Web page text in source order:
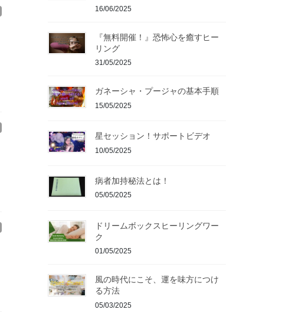
16/06/2025
『無料開催！』恐怖心を癒すヒー
リング
31/05/2025
ガネーシャ・プージャの基本手順
15/05/2025
星セッション！サポートビデオ
10/05/2025
病者加持秘法とは！
05/05/2025
ドリームボックスヒーリングワー
ク
01/05/2025
風の時代にこそ、運を味方につけ
る方法
05/03/2025